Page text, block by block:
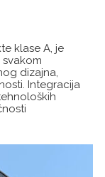
klase A, je
dizajna,
Integracija